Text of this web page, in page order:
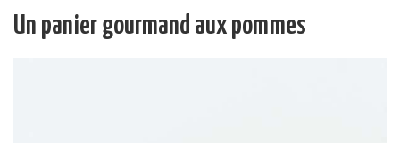
Un panier gourmand aux pommes